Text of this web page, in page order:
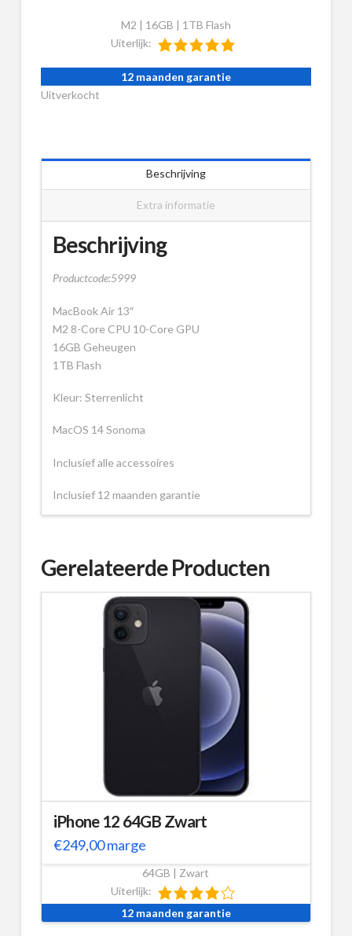
M2 | 16GB | 1TB Flash
Uiterlijk:
12 maanden garantie
Uitverkocht
Beschrijving
Extra informatie
Beschrijving
Productcode:5999
MacBook Air 13″
M2 8-Core CPU 10-Core GPU
16GB Geheugen
1TB Flash
Kleur: Sterrenlicht
MacOS 14 Sonoma
Inclusief alle accessoires
Inclusief 12 maanden garantie
Gerelateerde Producten
iPhone 12 64GB Zwart
€249,00marge
64GB | Zwart
Uiterlijk:
12 maanden garantie